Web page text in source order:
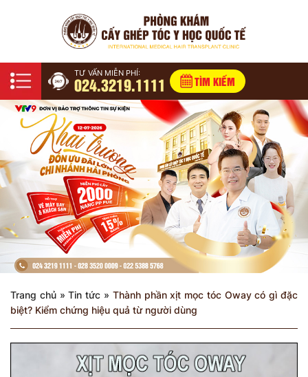
TƯ VẤN MIỄN PHÍ:
024.3219.1111 TÌM KIẾM
Trang chủ»Tin tức » Thành phần xịt mọc tóc Oway có gì đặc
biệt? Kiểm chứng hiệu quả từ người dùng